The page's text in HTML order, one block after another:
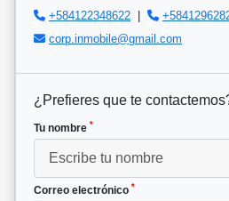
+584122348622 |
corp.inmobile@gmail.com
¿Prefieres que te
Tu nombre *
Correo electrónico *